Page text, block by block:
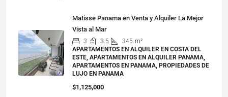
Matisse Panama en Venta y Alquiler La Mejor
Vista al Mar
3 3.5 345 m²
APARTAMENTOS EN ALQUILER EN COSTA DEL
ESTE, APARTAMENTOS EN ALQUILER PANAMA,
APARTAMENTOS EN PANAMA, PROPIEDADES DE
LUJO EN PANAMA
$1,125,000